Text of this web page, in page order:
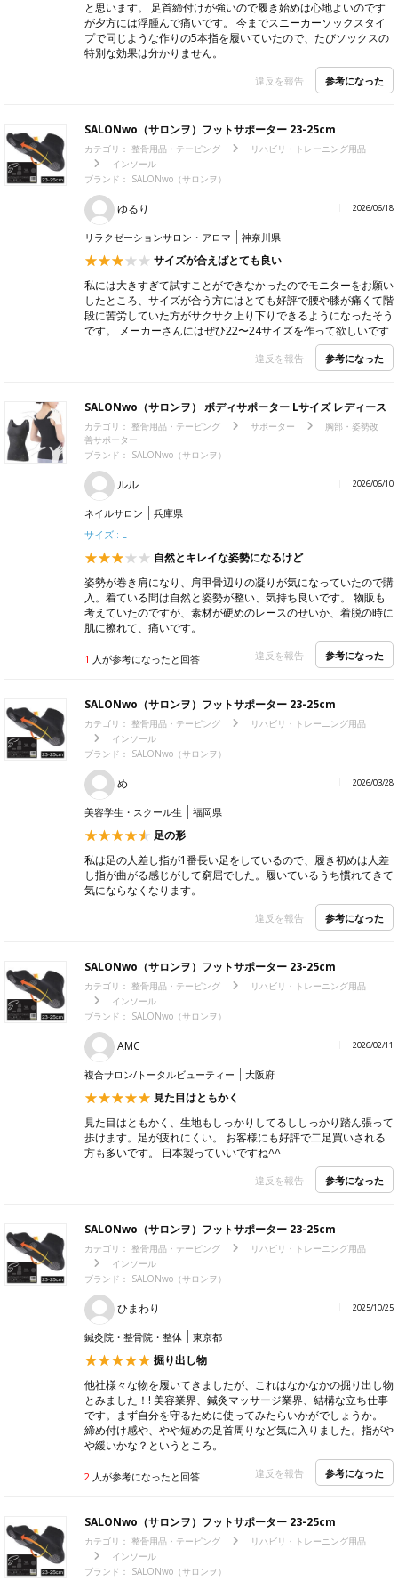
と思います。 足首締付けが強いので履き始めは心地よいのです
が夕方には浮腫んで痛いです。 今までスニーカーソックスタイ
プで同じような作りの5本指を履いていたので、たびソックスの
特別な効果は分かりません。
違反を報告 参考になった
SALONwo（サロンヲ）フットサポーター 23-25cm
カテゴリ： 整骨用品・テーピング
リハビリ・トレーニング用品
インソール
ブランド： SALONwo（サロンヲ）
ゆるり 2026/06/18
リラクゼーションサロン・アロマ 神奈川県
サイズが合えばとても良い
私には大きすぎて試すことができなかったのでモニターをお願い
したところ、サイズが合う方にはとても好評で腰や膝が痛くて階
段に苦労していた方がサクサク上り下りできるようになったそう
です。 メーカーさんにはぜひ22〜24サイズを作って欲しいです
違反を報告 参考になった
SALONwo（サロンヲ） ボディサポーター Lサイズ レディース
カテゴリ： 整骨用品・テーピング サポーター
胸部・姿勢改
善サポーター
ブランド： SALONwo（サロンヲ）
ルル 2026/06/10
ネイルサロン
兵庫県
サイズ : L
自然とキレイな姿勢になるけど
姿勢が巻き肩になり、肩甲骨辺りの凝りが気になっていたので購
入。着ている間は自然と姿勢が整い、気持ち良いです。 物販も
考えていたのですが、素材が硬めのレースのせいか、着脱の時に
肌に擦れて、痛いです。
1 人が参考になったと回答 違反を報告 参考になった
SALONwo（サロンヲ）フットサポーター 23-25cm
カテゴリ： 整骨用品・テーピング
リハビリ・トレーニング用品
インソール
ブランド： SALONwo（サロンヲ）
め 2026/03/28
美容学生・スクール生 福岡県
足の形
私は足の人差し指が1番長い足をしているので、履き初めは人差
し指が曲がる感じがして窮屈でした。履いているうち慣れてきて
気にならなくなります。
違反を報告 参考になった
SALONwo（サロンヲ）フットサポーター 23-25cm
カテゴリ： 整骨用品・テーピング
リハビリ・トレーニング用品
インソール
ブランド： SALONwo（サロンヲ）
AMC 2026/02/11
複合サロン/トータルビューティー 大阪府
見た目はともかく
見た目はともかく、生地もしっかりしてるししっかり踏ん張って
歩けます。足が疲れにくい。 お客様にも好評で二足買いされる
方も多いです。 日本製っていいですね^^
違反を報告 参考になった
SALONwo（サロンヲ）フットサポーター 23-25cm
カテゴリ： 整骨用品・テーピング
リハビリ・トレーニング用品
インソール
ブランド： SALONwo（サロンヲ）
ひまわり 2025/10/25
鍼灸院・整骨院・整体 東京都
掘り出し物
他社様々な物を履いてきましたが、これはなかなかの掘り出し物
とみました！! 美容業界、鍼灸マッサージ業界、結構な立ち仕事
です。まず自分を守るために使ってみたらいかがでしょうか。
締め付け感や、やや短めの足首周りなど気に入りました。指がや
や緩いかな？というところ。
2 人が参考になったと回答 違反を報告 参考になった
SALONwo（サロンヲ）フットサポーター 23-25cm
カテゴリ： 整骨用品・テーピング
リハビリ・トレーニング用品
インソール
ブランド： SALONwo（サロンヲ）